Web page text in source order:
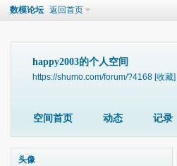
数模论坛 返回首页
happy2003的个人空间
https://shumo.com/forum/?4168 [收藏]
空间首页 动态 记录
头像